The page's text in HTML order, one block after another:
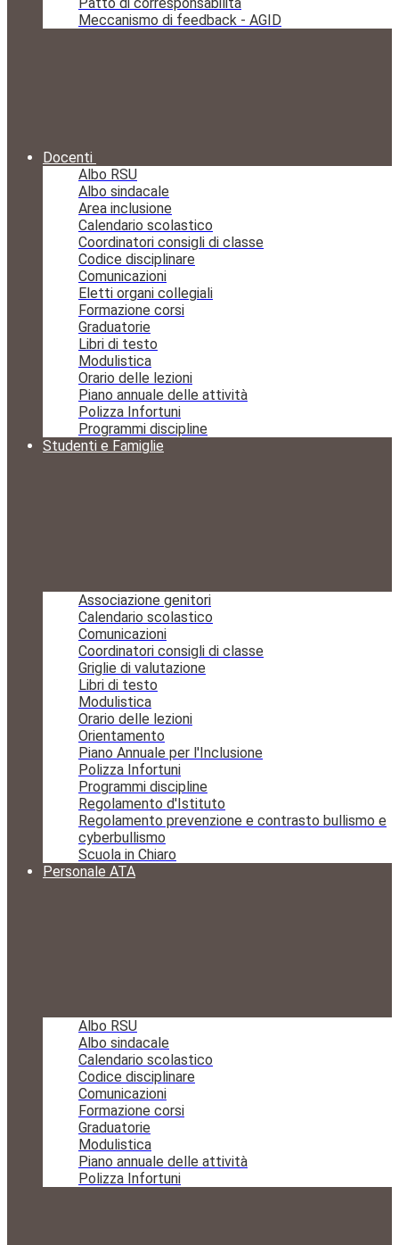
Patto di corresponsabilità
Meccanismo di feedback - AGID
Docenti
Albo RSU
Albo sindacale
Area inclusione
Calendario scolastico
Coordinatori consigli di classe
Codice disciplinare
Comunicazioni
Eletti organi collegiali
Formazione corsi
Graduatorie
Libri di testo
Modulistica
Orario delle lezioni
Piano annuale delle attività
Polizza Infortuni
Programmi discipline
Studenti e Famiglie
Associazione genitori
Calendario scolastico
Comunicazioni
Coordinatori consigli di classe
Griglie di valutazione
Libri di testo
Modulistica
Orario delle lezioni
Orientamento
Piano Annuale per l'Inclusione
Polizza Infortuni
Programmi discipline
Regolamento d'Istituto
Regolamento prevenzione e contrasto bullismo e
cyberbullismo
Scuola in Chiaro
Personale ATA
Albo RSU
Albo sindacale
Calendario scolastico
Codice disciplinare
Comunicazioni
Formazione corsi
Graduatorie
Modulistica
Piano annuale delle attività
Polizza Infortuni